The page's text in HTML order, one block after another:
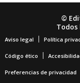
©
Todos
Aviso legal Política
Código ético
Preferencias de privacidad